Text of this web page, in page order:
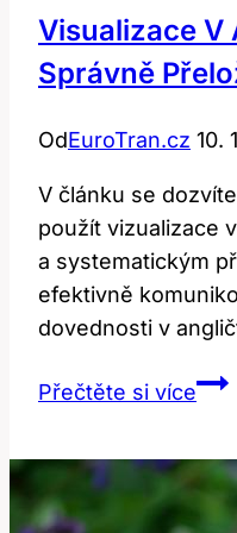
Visualizace V
Správně
OdEuroTran.cz 10.
V článku se
použít vizualizace
a systematickým
efektivně
dovednosti v
Přečtěte si více
Jak